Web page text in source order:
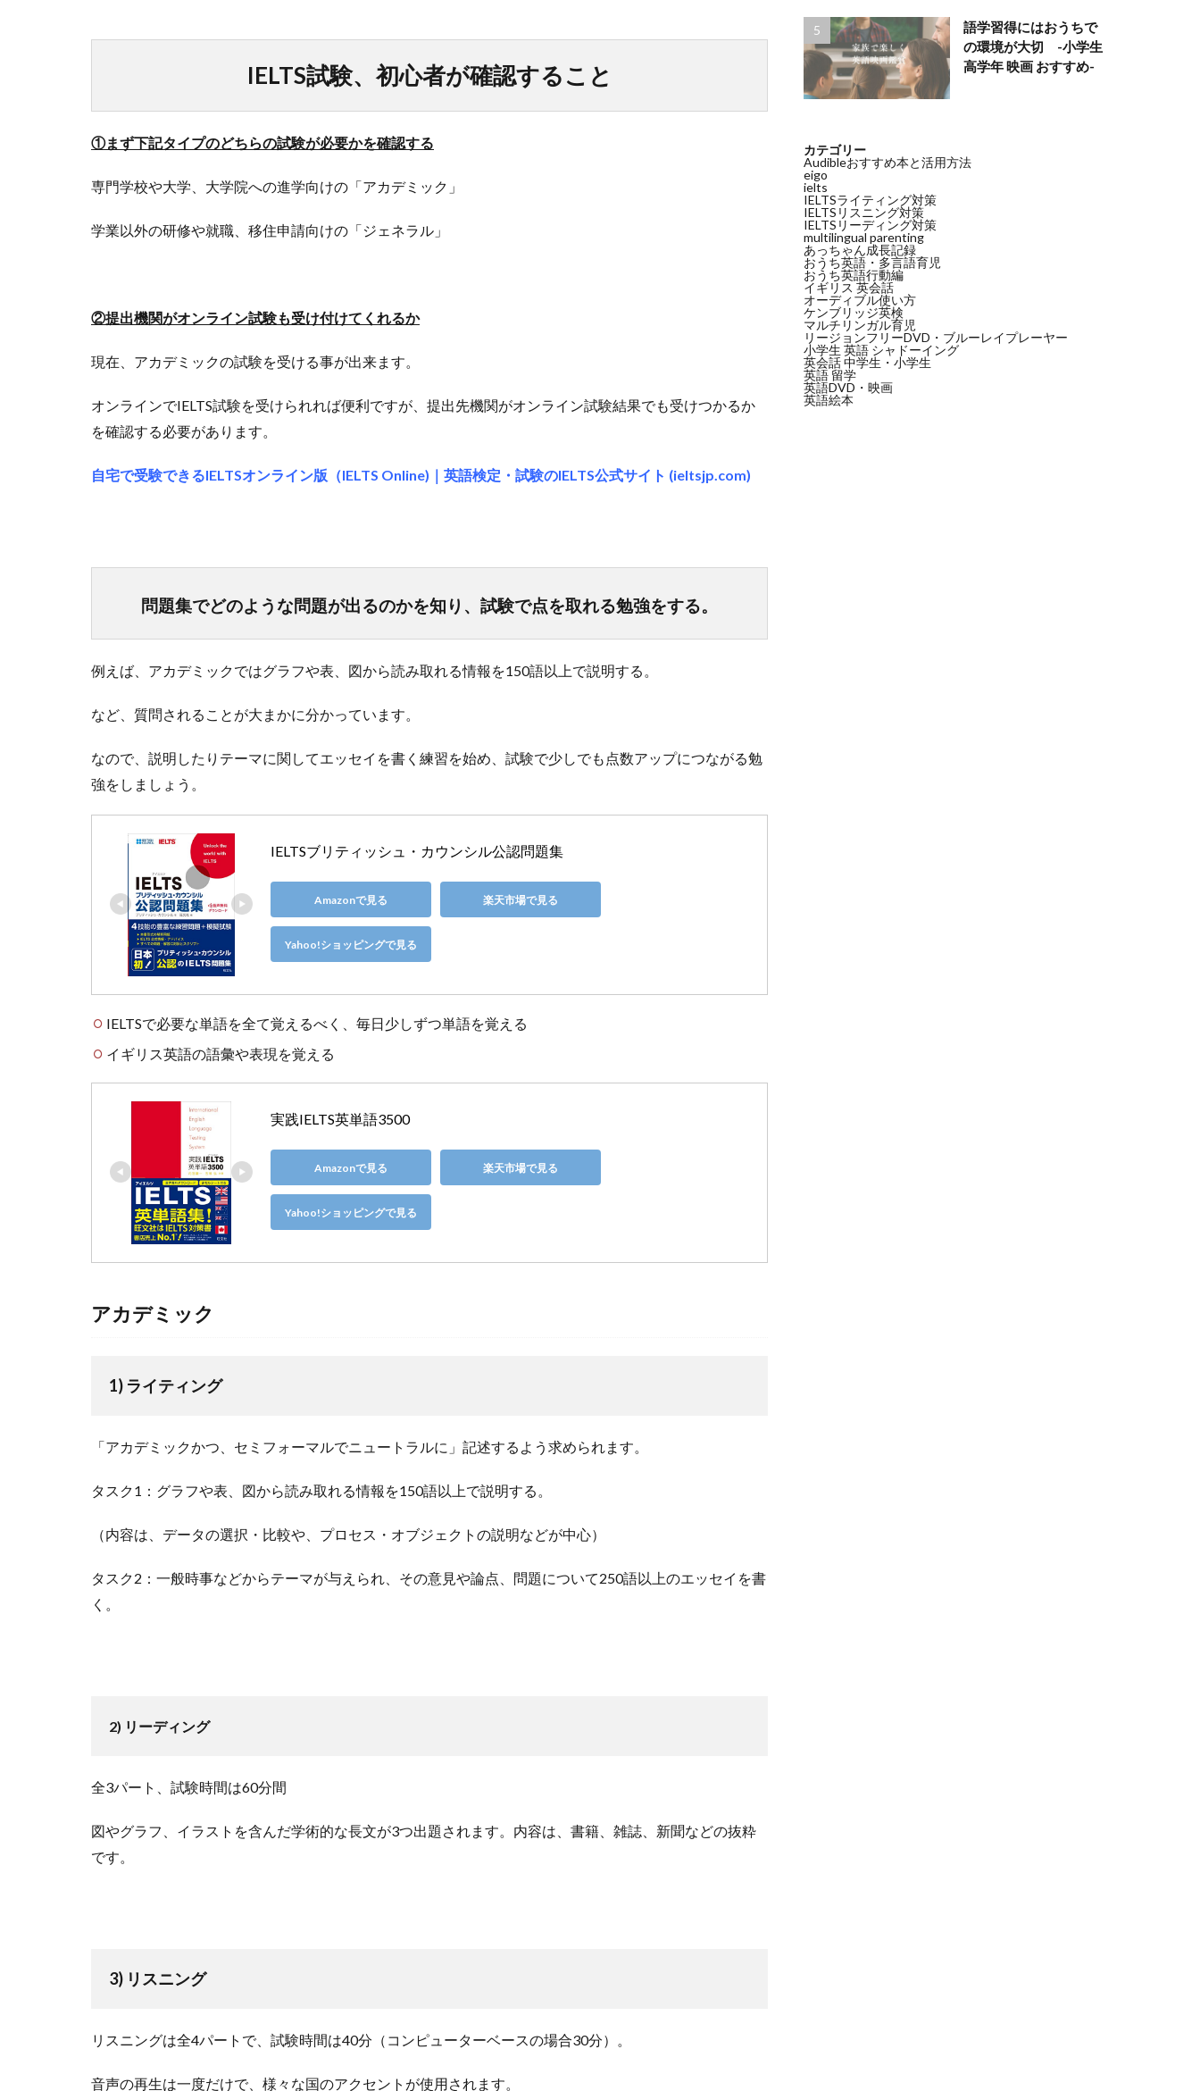
IELTS試験、初心者が確認すること
①まず下記タイプのどちらの試験が必要かを確認する
専門学校や大学、大学院への進学向けの「アカデミック」
学業以外の研修や就職、移住申請向けの「ジェネラル」
②提出機関がオンライン試験も受け付けてくれるか
現在、アカデミックの試験を受ける事が出来ます。
オンラインでIELTS試験を受けられれば便利ですが、提出先機関がオンライン試験結果でも受けつかるか
を確認する必要があります。
自宅で受験できるIELTSオンライン版（IELTS Online)｜英語検定・試験のIELTS公式サイト (ieltsjp.com)
問題集でどのような問題が出るのかを知り、試験で点を取れる勉強をする。
例えば、アカデミックではグラフや表、図から読み取れる情報を150語以上で説明する。
など、質問されることが大まかに分かっています。
なので、説明したりテーマに関してエッセイを書く練習を始め、試験で少しでも点数アップにつながる勉
強をしましょう。
IELTSブリティッシュ・カウンシル公認問題集
Amazonで見る 楽天市場で見る
Yahoo!ショッピングで見る
IELTSで必要な単語を全て覚えるべく、毎日少しずつ単語を覚える
イギリス英語の語彙や表現を覚える
実践IELTS英単語3500
Amazonで見る 楽天市場で見る
Yahoo!ショッピングで見る
アカデミック
1) ライティング
「アカデミックかつ、セミフォーマルでニュートラルに」記述するよう求められます。
タスク1：グラフや表、図から読み取れる情報を150語以上で説明する。
（内容は、データの選択・比較や、プロセス・オブジェクトの説明などが中心）
タスク2：一般時事などからテーマが与えられ、その意見や論点、問題について250語以上のエッセイを書
く。
2) リーディング
全3パート、試験時間は60分間
図やグラフ、イラストを含んだ学術的な長文が3つ出題されます。内容は、書籍、雑誌、新聞などの抜粋
です。
3) リスニング
リスニングは全4パートで、試験時間は40分（コンピューターベースの場合30分）。
音声の再生は一度だけで、様々な国のアクセントが使用されます。
語学習得にはおうちで
の環境が大切 -小学生
高学年 映画 おすすめ-
カテゴリー
Audibleおすすめ本と活用方法
eigo
ielts
IELTSライティング対策
IELTSリスニング対策
IELTSリーディング対策
multilingual parenting
あっちゃん成長記録
おうち英語・多言語育児
おうち英語行動編
イギリス 英会話
オーディブル使い方
ケンブリッジ英検
マルチリンガル育児
リージョンフリーDVD・ブルーレイプレーヤー
小学生 英語 シャドーイング
英会話 中学生・小学生
英語 留学
英語DVD・映画
英語絵本